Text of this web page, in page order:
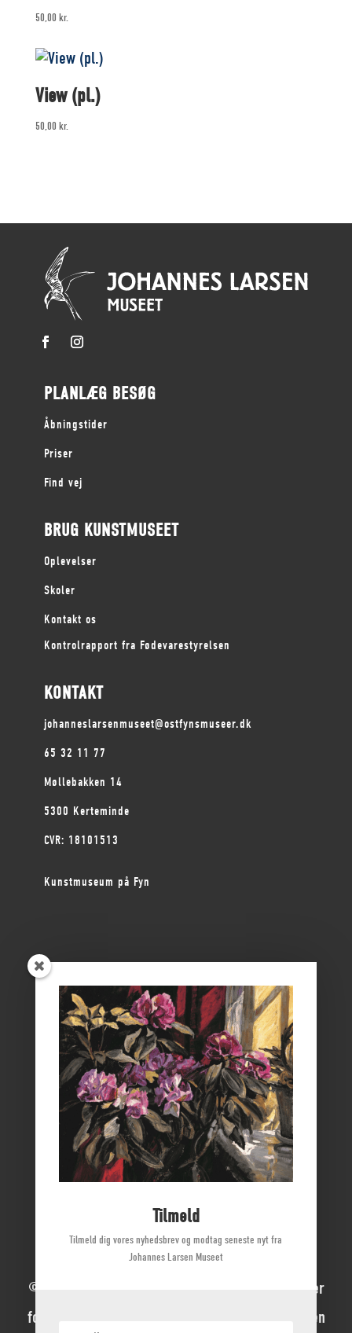
50,00 kr.
View (pl.)
50,00 kr.
PLANLÆG BESØG
Åbningstider
Priser
Find vej
BRUG KUNSTMUSEET
Oplevelser
Skoler
Kontakt os
Kontrolrapport fra Fødevarestyrelsen
KONTAKT
johanneslarsenmuseet@ostfynsmuseer.dk
65 32 11 77
Møllebakken 14
5300 Kerteminde
CVR: 18101513
Kunstmuseum på Fyn
ØSTFYNS MUSEER
Vikingemuseet Ladby
Nyborg Slot
Borgmestergården
Farvergården
Høkeren
Kerteminde Byhistoriske Arkiv
© 2022 Johannes Larsen Museet | Alle rettigheder
forbeholdes | Direktør Mette Ladegaard Thøgersen
Tilmeld
Tilmeld dig vores nyhedsbrev og modtag seneste nyt fra
Johannes Larsen Museet